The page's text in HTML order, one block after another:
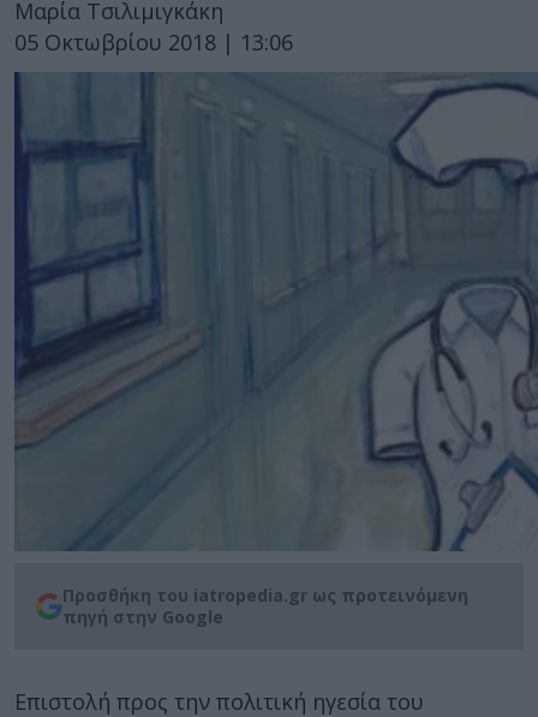
Μαρία Τσιλιμιγκάκη
05 Οκτωβρίου 2018 | 13:06
Προσθήκη του iatropedia.gr ως προτεινόμενη
πηγή στην Google
Επιστολή προς την πολιτική ηγεσία του